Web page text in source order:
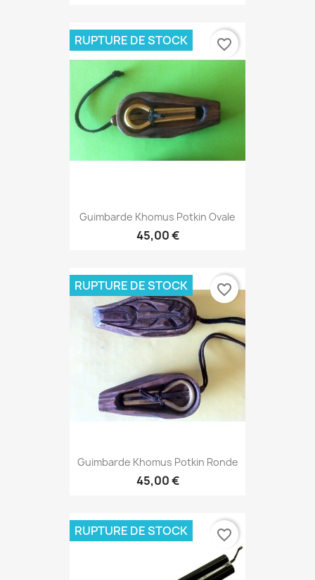
Guimbarde Khomus Potkin Ovale
45,00 €
RUPTURE DE STOCK favorite_border
Guimbarde Khomus Potkin Ronde
45,00 €
RUPTURE DE STOCK favorite_border
RUPTURE DE STOCK favorite_border